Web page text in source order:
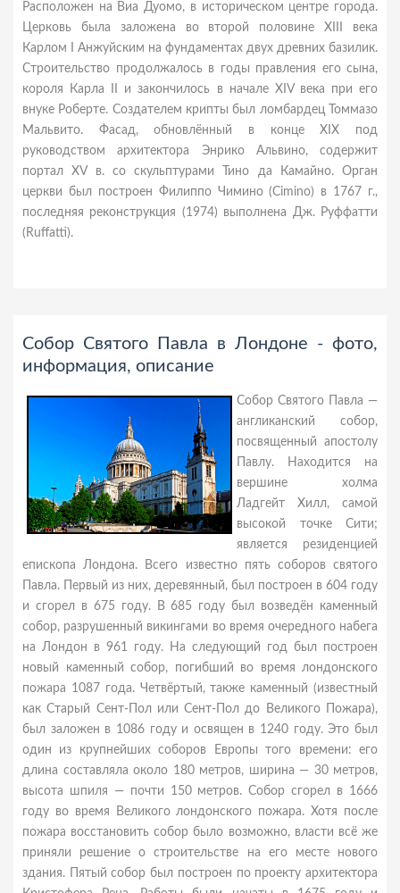
Расположен на Виа Дуомо, в историческом центре города.
Церковь была заложена во второй половине XIII века
Карлом I Анжуйским на фундаментах двух древних базилик.
Строительство продолжалось в годы правления его сына,
короля Карла II и закончилось в начале XIV века при его
внуке Роберте. Создателем крипты был ломбардец Томмазо
Мальвито. Фасад, обновлённый в конце XIX под
руководством архитектора Энрико Альвино, содержит
портал XV в. со скульптурами Тино да Камайно. Орган
церкви был построен Филиппо Чимино (Cimino) в 1767 г.,
последняя реконструкция (1974) выполнена Дж. Руффатти
(Ruffatti).
Собор Святого Павла в Лондоне - фото,
информация, описание
Собор Святого Павла —
англиканский собор,
посвященный апостолу
Павлу. Находится на
вершине холма
Ладгейт Хилл, самой
высокой точке Сити;
является резиденцией
епископа Лондона. Всего известно пять соборов святого
Павла. Первый из них, деревянный, был построен в 604 году
и сгорел в 675 году. В 685 году был возведён каменный
собор, разрушенный викингами во время очередного набега
на Лондон в 961 году. На следующий год был построен
новый каменный собор, погибший во время лондонского
пожара 1087 года. Четвёртый, также каменный (известный
как Старый Сент-Пол или Сент-Пол до Великого Пожара),
был заложен в 1086 году и освящен в 1240 году. Это был
один из крупнейших соборов Европы того времени: его
длина составляла около 180 метров, ширина — 30 метров,
высота шпиля — почти 150 метров. Собор сгорел в 1666
году во время Великого лондонского пожара. Хотя после
пожара восстановить собор было возможно, власти всё же
приняли решение о строительстве на его месте нового
здания. Пятый собор был построен по проекту архитектора